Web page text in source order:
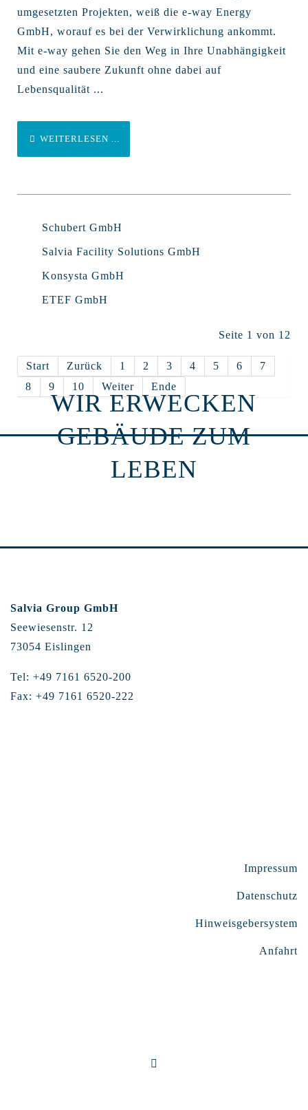
umgesetzten Projekten, weiß die e-way Energy
GmbH, worauf es bei der Verwirklichung ankommt.
Mit e-way gehen Sie den Weg in Ihre Unabhängigkeit
und eine saubere Zukunft ohne dabei auf
Lebensqualität ...
WEITERLESEN ...
Schubert GmbH
Salvia Facility Solutions GmbH
Konsysta GmbH
ETEF GmbH
Seite 1 von 12
Start Zurück 1 2 3 4 5 6
7
8
9 10 Weiter Ende
WIR ERWECKEN
GEBÄUDE ZUM
LEBEN
Salvia Group GmbH
Seewiesenstr. 12
73054 Eislingen
Tel: +49 7161 6520-200
Fax: +49 7161 6520-222
Impressum
Datenschutz
Hinweisgebersystem
Anfahrt